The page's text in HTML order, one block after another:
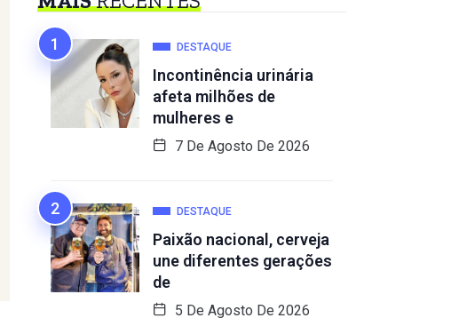
DESTAQUE
Incontinência urinária
afeta milhões de
mulheres e
7 De Agosto De 2026
DESTAQUE
Paixão nacional, cerveja
une diferentes gerações
de
5 De Agosto De 2026